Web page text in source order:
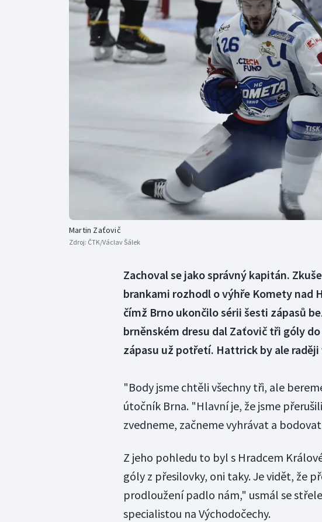
Curling
Dostihy
Florbal
Futsal
Gymnastika
Martin Zaťovič
Zdroj: ČTK/Václav Šálek
Zachoval se jako správný kapitán.
brankami rozhodl o výhře Komety nad
čímž Brno ukončilo sérii šesti zápasů
brněnském dresu dal Zaťovič tři góly
zápasu už potřetí. Hattrick by ale
"Body jsme chtěli všechny tři, ale
útočník Brna. "Hlavní je, že jsme
zvedneme, začneme vyhrávat a
Z jeho pohledu to byl s Hradcem
góly z přesilovky, oni taky. Je vidět, že
prodloužení padlo nám," usmál se
specialistou na Východočechy.